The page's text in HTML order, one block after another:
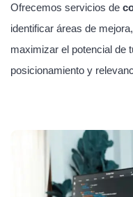
Ofrecemos servicios de
identificar áreas de
maximizar el potencial de
posicionamiento y